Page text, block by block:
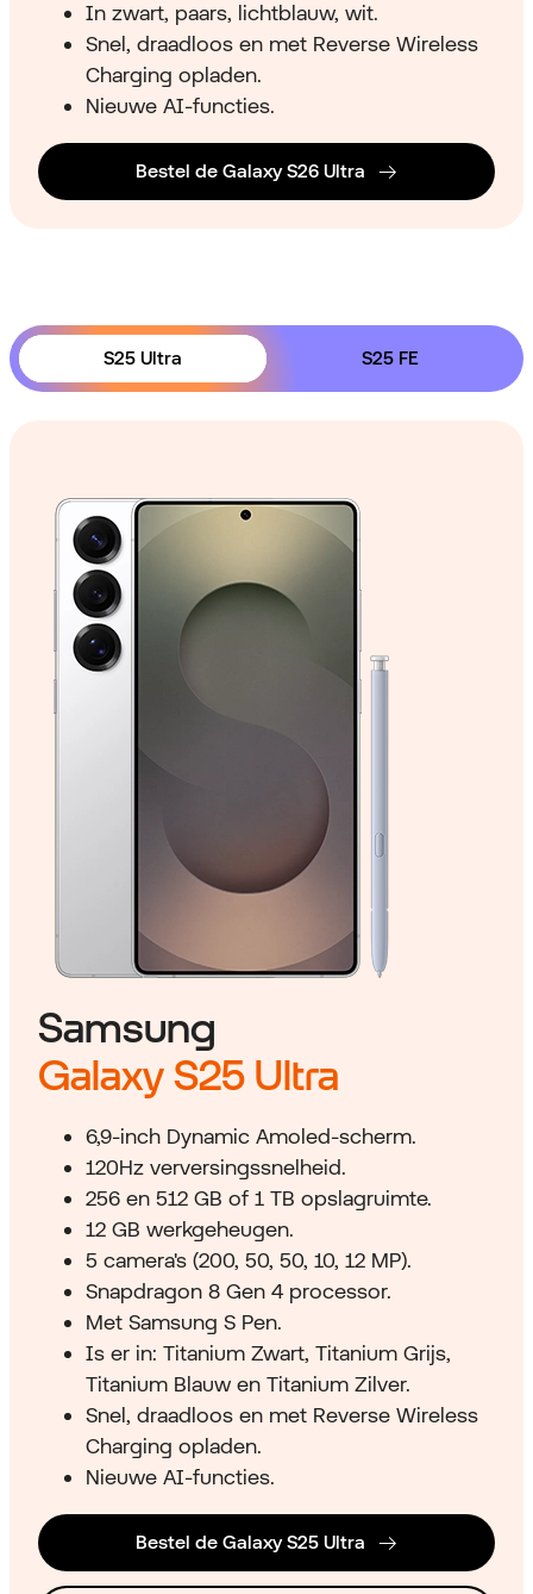
In zwart, paars, lichtblauw, wit.
Snel, draadloos en met Reverse Wireless
Charging opladen.
Nieuwe AI-functies.
Bestel de Galaxy S26 Ultra
S25 Ultra S25 FE
Samsung
Galaxy S25 Ultra
6,9-inch Dynamic Amoled-scherm.
120Hz verversingssnelheid.
256 en 512 GB of 1 TB opslagruimte.
12 GB werkgeheugen.
5 camera's (200, 50, 50, 10, 12 MP).
Snapdragon 8 Gen 4 processor.
Met Samsung S Pen.
Is er in: Titanium Zwart, Titanium Grijs,
Titanium Blauw en Titanium Zilver.
Snel, draadloos en met Reverse Wireless
Charging opladen.
Nieuwe AI-functies.
Bestel de Galaxy S25 Ultra